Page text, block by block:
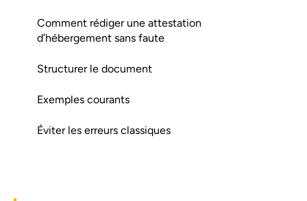
Comment rédiger une attestation
d’hébergement sans faute
Structurer le document
Exemples courants
Éviter les erreurs classiques